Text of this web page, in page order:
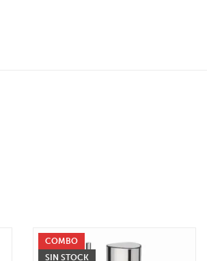
COMBO
SIN STOCK